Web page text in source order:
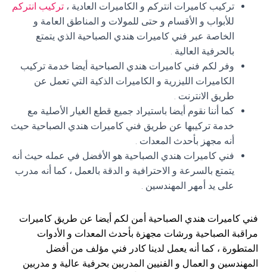
تركيب كاميرات انتركم و الكاميرات العادية ، تركيب انتركم
للأبواب و الأقسام و حتى للمولات و المناطق العامة و
الخاصة عبر فني كاميرات هندي الصباحية الذي يتمتع
بالحرفية العالية .
وفر لكم فني كاميرات هندي الصباحية أيضا خدمة تركيب
الكاميرات الليزرية و الكاميرات الذكية التي تعمل عن
طريق الانترنت .
كما أننا نقوم أيضا باستيراد جميع قطع الغيار الأصلية مع
خدمة تركيبها عن طريق فني كاميرات هندي الصباحية حيث
أنه مجهز بأحدث المعدات .
فني كاميرات هندي الصباحية هو الأفضل في عمله حيث أنه
يتمتع بالسرعة و الاحترافية و الدقة بالعمل ، كما أنه مدرب
على يد أمهر المهندسين .
فني كاميرات هندي الصباحية أمن لكم أيضا عن طريق كاميرات
مراقبة الصباحية ورشات مجهزة بأحدث المعدات و الأدوات
المتطورة ، كما أنه يعمل لدينا كادر فني مؤلف من أفضل
المهندسين و العمال و الفنيين المدربين بحرفية عالية و مدربين